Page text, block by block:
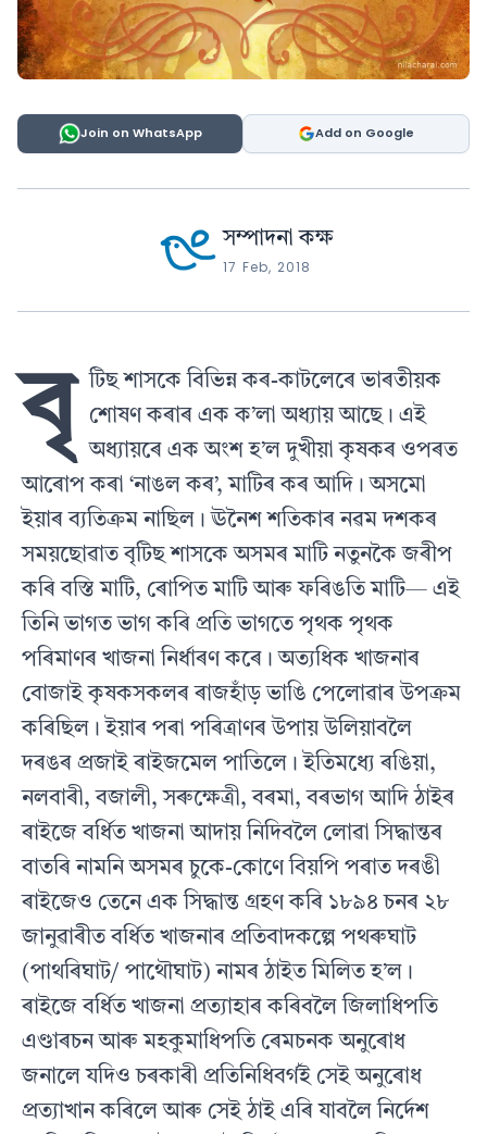
Join on WhatsApp Add on Google
সম্পাদনা কক্ষ
17 Feb, 2018
বৃ
টিছ শাসকে বিভিন্ন কৰ-কাটলেৰে ভাৰতীয়ক
শোষণ কৰাৰ এক ক’লা অধ্যায় আছে। এই
অধ্যায়ৰে এক অংশ হ’ল দুখীয়া কৃষকৰ ওপৰত
আৰোপ কৰা ‘নাঙল কৰ’, মাটিৰ কৰ আদি। অসমো
ইয়াৰ ব্যতিক্ৰম নাছিল। ঊনৈশ শতিকাৰ নৱম দশকৰ
সময়ছোৱাত বৃটিছ শাসকে অসমৰ মাটি নতুনকৈ জৰীপ
কৰি বস্তি মাটি, ৰোপিত মাটি আৰু ফৰিঙতি মাটি— এই
তিনি ভাগত ভাগ কৰি প্ৰতি ভাগতে পৃথক পৃথক
পৰিমাণৰ খাজনা নিৰ্ধাৰণ কৰে। অত্যধিক খাজনাৰ
বোজাই কৃষকসকলৰ ৰাজহাঁড় ভাঙি পেলোৱাৰ উপক্ৰম
কৰিছিল। ইয়াৰ পৰা পৰিত্ৰাণৰ উপায় উলিয়াবলৈ
দৰঙৰ প্ৰজাই ৰাইজমেল পাতিলে। ইতিমধ্যে ৰঙিয়া,
নলবাৰী, বজালী, সৰুক্ষেত্ৰী, বৰমা, বৰভাগ আদি ঠাইৰ
ৰাইজে বৰ্ধিত খাজনা আদায় নিদিবলৈ লোৱা সিদ্ধান্তৰ
বাতৰি নামনি অসমৰ চুকে-কোণে বিয়পি পৰাত দৰঙী
ৰাইজেও তেনে এক সিদ্ধান্ত গ্ৰহণ কৰি ১৮৯৪ চনৰ ২৮
জানুৱাৰীত বৰ্ধিত খাজনাৰ প্ৰতিবাদকল্পে পথৰুঘাট
(পাথৰিঘাট/ পাথৌঘাট) নামৰ ঠাইত মিলিত হ’ল।
ৰাইজে বৰ্ধিত খাজনা প্ৰত্যাহাৰ কৰিবলৈ জিলাধিপতি
এণ্ডাৰচন আৰু মহকুমাধিপতি ৰেমচনক অনুৰোধ
জনালে যদিও চৰকাৰী প্ৰতিনিধিবৰ্গই সেই অনুৰোধ
প্ৰত্যাখান কৰিলে আৰু সেই ঠাই এৰি যাবলৈ নিৰ্দেশ